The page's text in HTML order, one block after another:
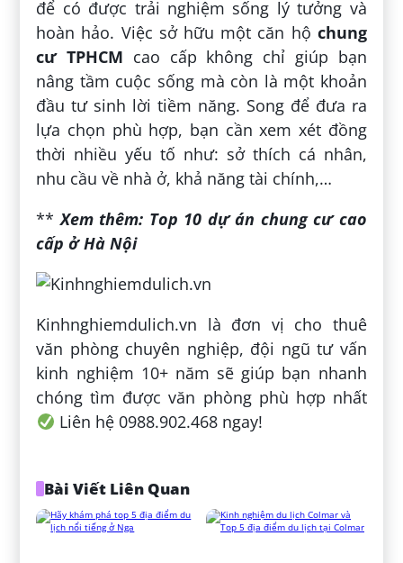
để có được trải nghiệm sống lý tưởng và
hoàn hảo. Việc sở hữu một căn hộ chung
cư TPHCM cao cấp không chỉ giúp bạn
nâng tầm cuộc sống mà còn là một khoản
đầu tư sinh lời tiềm năng. Song để đưa ra
lựa chọn phù hợp, bạn cần xem xét đồng
thời nhiều yếu tố như: sở thích cá nhân,
nhu cầu về nhà ở, khả năng tài chính,…
**Xem thêm: Top 10 dự án chung cư cao
cấp ở Hà Nội
Kinhnghiemdulich.vn là đơn vị cho thuê
văn phòng chuyên nghiệp, đội ngũ tư vấn
kinh nghiệm 10+ năm sẽ giúp bạn nhanh
chóng tìm được văn phòng phù hợp nhất
Liên hệ 0988.902.468 ngay!
Bài Viết Liên Quan